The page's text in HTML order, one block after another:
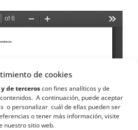
de cookies
de terceroscon fines analíticos y de
A continuación, puede aceptar
o personalizar cuál de ellas pueden ser
o tener más información, visite
nuestro sitio web.